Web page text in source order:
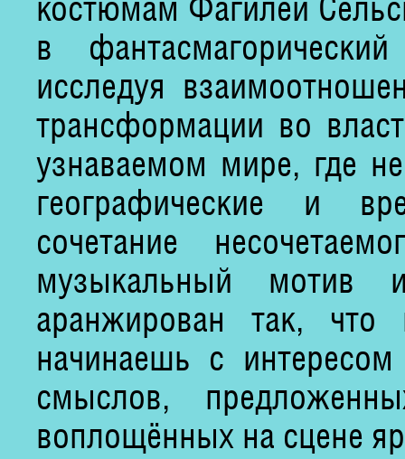
в
исследуя
трансформации во
узнаваемом мире, где
географические и
сочетание
музыкальный мотив
аранжирован так,
начинаешь с
смыслов,
воплощённых на сцене